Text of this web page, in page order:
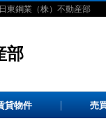
東鋼業（株）不動産部
部
貸物件 売